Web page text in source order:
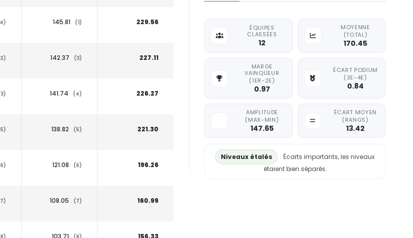
145.81 (1) 229.56
142.37 (3) 227.11
141.74 (4) 226.27
138.82 (5) 221.30
121.08 (6) 196.26
108.05 (7) 160.99
ÉQUIPES
CLASSÉES
12
MOYENNE
(TOTAL)
170.45
MARGE
VAINQUEUR
(1ER-2E)
0.97
ÉCART PODIUM
(3E-4E)
0.84
AMPLITUDE
(MAX-MIN)
147.65
ÉCART MOYEN
(RANGS)
13.42
Niveaux étalés
Écarts importants, les niveaux
étaient bien séparés.